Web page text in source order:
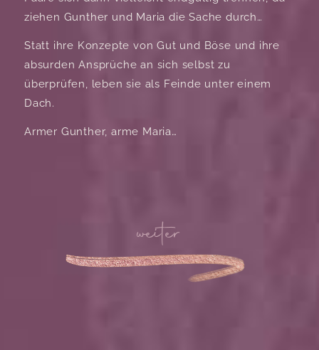
ziehen Gunther und Maria die Sache durch…
Statt ihre Konzepte von Gut und Böse und ihre
absurden Ansprüche an sich selbst zu
überprüfen, leben sie als Feinde unter einem
Dach.
Armer Gunther, arme Maria…
weiter